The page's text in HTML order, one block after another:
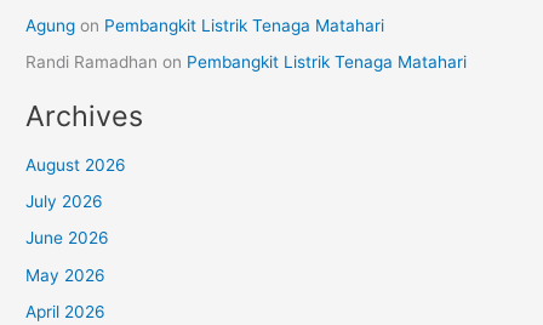
Agung on Pembangkit Listrik Tenaga Matahari
Randi Ramadhan on Pembangkit Listrik Tenaga Matahari
Archives
August 2026
July 2026
June 2026
May 2026
April 2026